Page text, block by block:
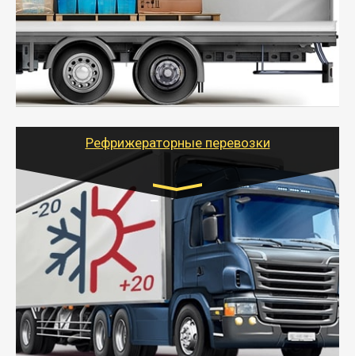
- Экономный способ доставить вещи от 200 кг в
другой город - догрузом или попутно. Попутные
грузоперевозки для физлиц, ИП и юрлиц обходятся
дешевле.
- Тайгер Логистик организует доставку
крупногабаритных и личных вещей по нужному
для погрузочно-разгрузочных работ при перевозке.
Рефрижераторные перевозки
Транспорт:
Газель (1,5 и 3 тонны), Бычок, Еврофура от 5 до
10 тонн
от 6000 руб.
- Рефрижераторные перевозки грузов с
соблюдением температурного режима, работающим
термописцем, санитарной обработкой кузова и мед.
книжкой у водителя.